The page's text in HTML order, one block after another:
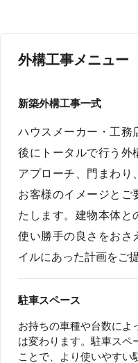
外構工事メニュー
新築外構工事一式
ハウスメーカー・工務
後にトータルで行う外
アプローチ、門まわり
お客様のイメージとご
たします。建物本体と
使い勝手の良さをおさ
イルにあった計画をご
駐車スペース
お持ちの車種や台数によ
は変わります。駐車スペ
ことで、より使いやすい